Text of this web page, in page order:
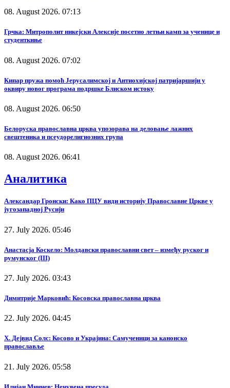
08. August 2026. 07:13
Грчка: Митрополит никејски Алексије посетио летњи камп за ученице и
студенткиње
08. August 2026. 07:02
Кипар пружа помоћ Јерусалимској и Антиохијској патријаршији у
оквиру новог програма подршке Блиском истоку
08. August 2026. 06:50
Белоруска православна црква упозорава на деловање лажних
свештеника и псеудорелигиозних група
08. August 2026. 06:41
Аналитика
Александар Гронски: Како ПЦУ види историју Православне Цркве у
југозападној Русији
27. July 2026. 05:46
Анастасја Коскело: Молдавски православни свет – између руског и
румунског (III)
27. July 2026. 03:43
Димитрије Марковић: Косовска православна црква
22. July 2026. 04:45
Х. Дејвид Солс: Косово и Украјина: Самученици за канонско
православље
21. July 2026. 05:58